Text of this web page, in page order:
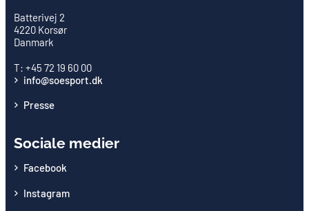
Batterivej 2
4220 Korsør
Danmark
T: +45 72 19 60 00
info@soesport.dk
Presse
Sociale medier
Facebook
Instagram